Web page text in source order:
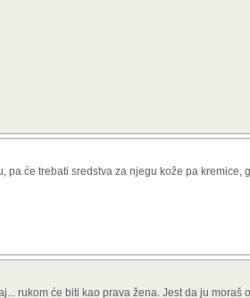
će trebati sredstva za njegu kože pa kremice,
rukom će biti kao prava žena. Jest da ju moraš